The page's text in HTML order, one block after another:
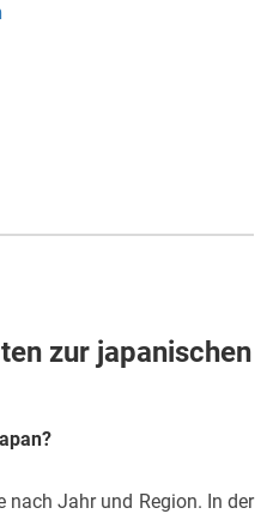
zur japanischen
nach Jahr und Region. In der